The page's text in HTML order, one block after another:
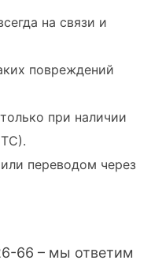
на связи и
повреждений
при наличии
переводом через
66 – мы ответим